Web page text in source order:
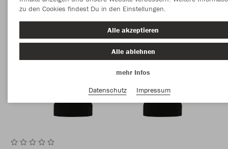
zu den Cookies findest Du in den Einstellungen.
Alle akzeptieren
Alle ablehnen
mehr Infos
Datenschutz
Impressum